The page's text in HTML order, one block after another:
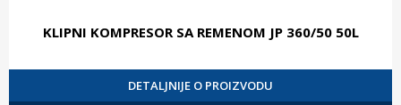
KLIPNI KOMPRESOR SA REMENOM JP 360/50 50L
DETALJNIJE O PROIZVODU